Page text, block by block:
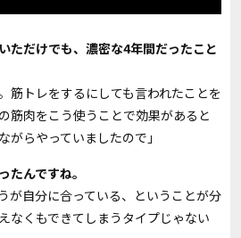
だけでも、濃密な4年間だったこと
筋トレをするにしても言われたことを
筋肉をこう使うことで効果があると
がらやっていましたので」
んですね。
が自分に合っている、ということが分
なくもできてしまうタイプじゃない